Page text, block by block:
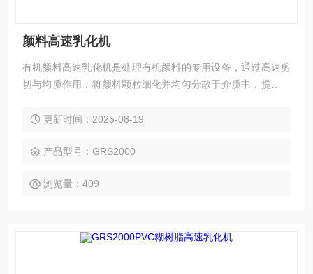
颜料高速乳化机
有机颜料高速乳化机是处理有机颜料的专用设备，通过高速剪
切与均质作用，将颜料颗粒细化并均匀分散于介质中，提升分
泽均匀度与应用性能。
更新时间：2025-08-19
产品型号：GRS2000
浏览量：409